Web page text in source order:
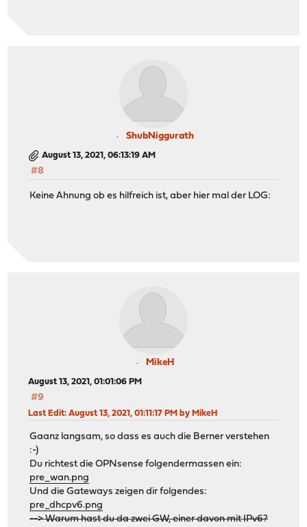
ShubNiggurath
August 13, 2021, 06:13:19 AM
#8
Keine Ahnung ob es hilfreich ist, aber hier mal der LOG:
MikeH
August 13, 2021, 01:01:06 PM
#9
Last Edit: August 13, 2021, 01:11:17 PM by MikeH
Gaanz langsam, so dass es auch die Berner verstehen
:-)
Du richtest die OPNsense folgendermassen ein:
pre_wan.png
Und die Gateways zeigen dir folgendes:
pre_dhcpv6.png
--> Warum hast du da zwei GW, einer davon mit IPv6?